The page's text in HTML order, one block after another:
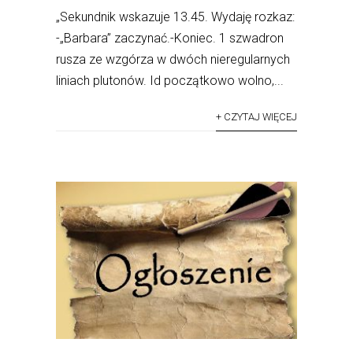
„Sekundnik wskazuje 13.45. Wydaję rozkaz:
-„Barbara” zaczynać.-Koniec. 1 szwadron
rusza ze wzgórza w dwóch nieregularnych
liniach plutonów. Id początkowo wolno,...
+ CZYTAJ WIĘCEJ